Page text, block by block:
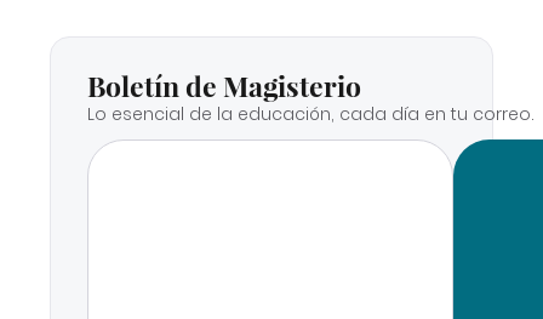
Boletín de Magisterio
Lo esencial de la educación, cada día en tu correo.